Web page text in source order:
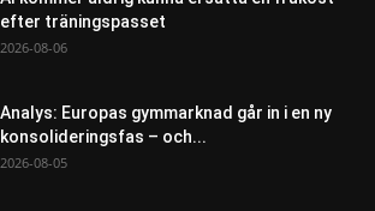
efter träningspasset
2026-08-06
Analys: Europas gymmarknad går in i en ny
konsolideringsfas – och...
2026-08-05